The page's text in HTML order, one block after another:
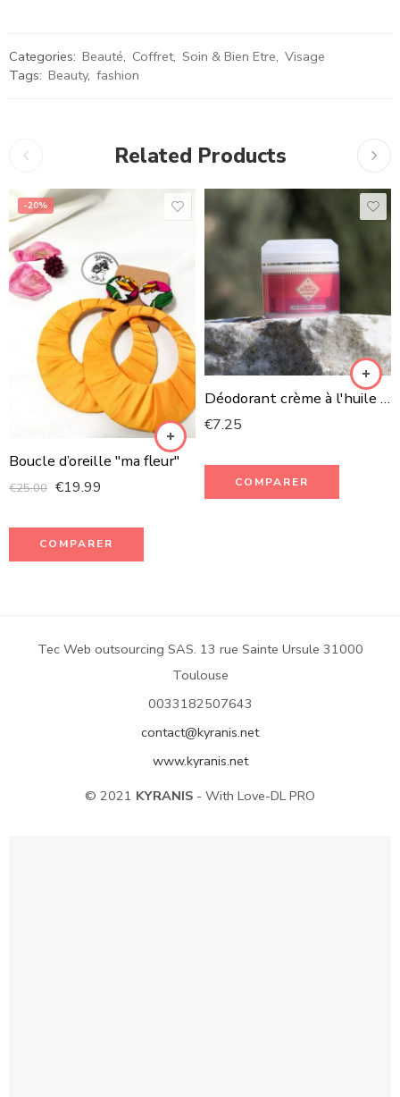
Categories: Beauté, Coffret, Soin & Bien Etre, Visage
Tags: Beauty, fashion
Related Products
-20%
Boucle d’oreille "ma fleur"
€25.00 €19.99
COMPARER
Déodorant crème à l'huile essentielle de géranium
€7.25
COMPARER
Tec Web outsourcing SAS. 13 rue Sainte Ursule 31000
Toulouse
0033182507643
contact@kyranis.net
www.kyranis.net
© 2021 KYRANIS - With Love-DL PRO